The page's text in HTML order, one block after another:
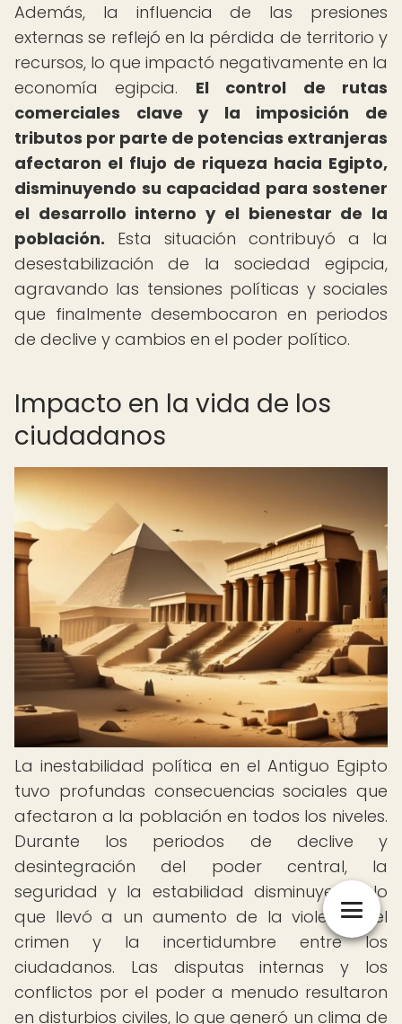
Además, la influencia de las presiones
externas se reflejó en la pérdida de territorio y
recursos, lo que impactó negativamente en la
economía egipcia. El control de rutas
comerciales clave y la imposición de
tributos por parte de potencias extranjeras
afectaron el flujo de riqueza hacia Egipto,
disminuyendo su capacidad para sostener
el desarrollo interno y el bienestar de la
población. Esta situación contribuyó a la
desestabilización de la sociedad egipcia,
agravando las tensiones políticas y sociales
que finalmente desembocaron en periodos
de declive y cambios en el poder político.
Impacto en la vida de los
ciudadanos
La inestabilidad política en el Antiguo Egipto
tuvo profundas consecuencias sociales que
afectaron a la población en todos los niveles.
Durante los periodos de declive y
desintegración del poder central, la
seguridad y la estabilidad disminuyeron, lo
que llevó a un aumento de la violencia, el
crimen y la incertidumbre entre los
ciudadanos. Las disputas internas y los
conflictos por el poder a menudo resultaron
en disturbios civiles, lo que generó un clima de